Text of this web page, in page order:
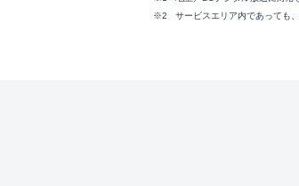
サービスエリア内であっても